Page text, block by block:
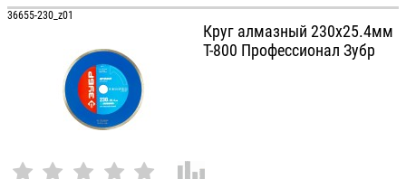
УБ.
36655-230_z01
Круг алмазный 230х25.4мм
Т-800 Профессионал Зубр